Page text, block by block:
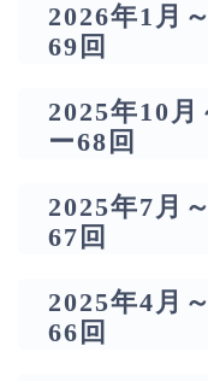
2026年1月
69回
2025年10
ー68回
2025年7月
67回
2025年4月
66回